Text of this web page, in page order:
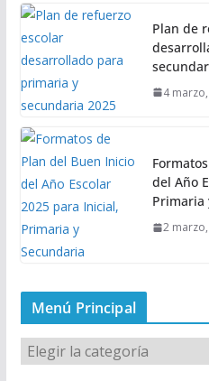
Plan de
4
del Año
Primaria
2
Menú Principal
M
e